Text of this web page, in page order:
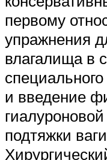
первому
упражнения
влагалища в
и введение
подтяжки